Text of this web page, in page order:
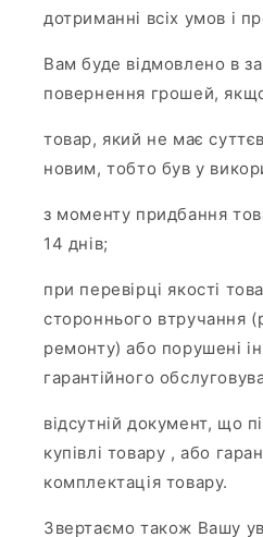
дотриманні всіх умов і
Вам буде відмовлено в
повернення грошей,
товар, який не має
новим, тобто був у
з моменту придбання
14 днів;
при перевірці якості
стороннього втручання
ремонту) або порушені
гарантійного
відсутній документ, що
купівлі товару , або
комплектація товару.
Звертаємо також Вашу